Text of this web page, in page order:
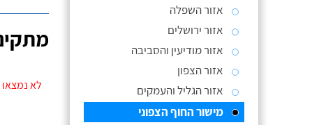
אזור השפלה
אזור ירושלים
אזור מודיעין והסביבה
אזור הצפון
אזור הגליל והעמקים
מישור החוף הצפוני
לא